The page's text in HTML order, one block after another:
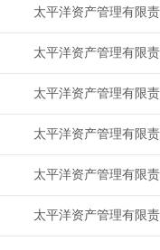
太平洋资产管理有限
太平洋资产管理有限
太平洋资产管理有限
太平洋资产管理有限